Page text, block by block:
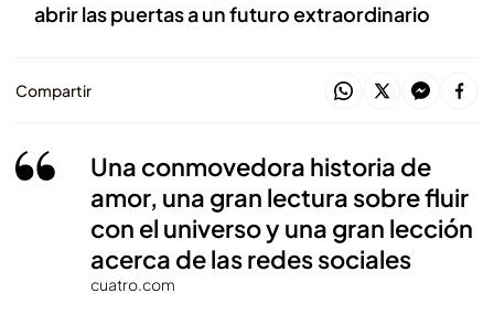
abrir las puertas a un futuro extraordinario
Compartir
Una conmovedora historia de
amor, una gran lectura sobre fluir
con el universo y una gran lección
acerca de las redes sociales
cuatro.com